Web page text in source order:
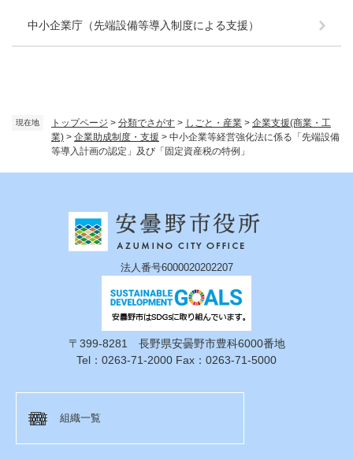
現在地 トップページ > 分類でさがす > しごと・産業 > 企業支援(商業・工
業) > 企業助成制度・支援 > 中小企業等経営強化法に係る「先端設備
等導入計画の認定」及び「固定資産税の特例」
中小企業庁（先端設備等導入制度による支援）
法人番号6000020202207
〒399-8281 長野県安曇野市豊科6000番地
Tel：0263-71-2000 Fax：0263-71-5000
組織一覧